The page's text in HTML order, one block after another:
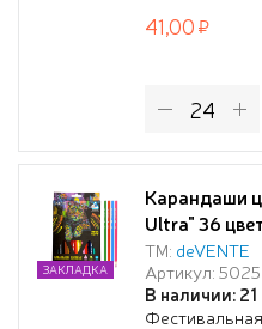
41,00
Карандаши
Ultra" 36
3 мм,
ТМ: deVENTE
Артикул:
В наличии:
ЗАКЛАДКА